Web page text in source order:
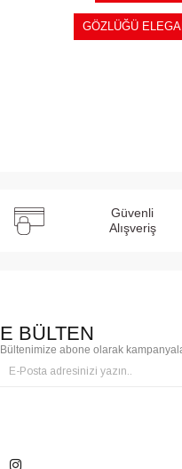
GÖZLÜĞÜ
Güvenli
Alışveriş
E BÜLTEN
Bültenimize abone olarak